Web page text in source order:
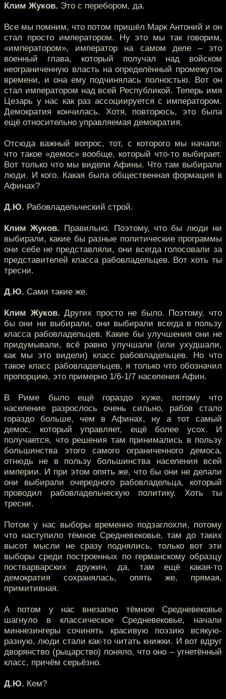
Клим Жуков. Это с перебором, да.
Все мы помним, что потом пришёл Марк Антоний и он
стал просто императором. Ну это мы так говорим,
«императором», император на самом деле – это
военный глава, который получал над войском
неограниченную власть на определённый промежуток
времени, и она ему подчинялась полностью. Вот он
стал императором над всей Республикой. Теперь имя
Цезарь у нас как раз ассоциируется с императором.
Демократия кончилась. Хотя, повторюсь, это была
ещё относительно управляемая демократия.
Отсюда важный вопрос, тот, с которого мы начали:
что такое «демос» вообще, который что-то выбирает.
Вот только что мы видели Афины. Что там выбирали
люди. И кого. Какая была общественная формация в
Афинах?
Д.Ю. Рабовладельческий строй.
Клим Жуков. Правильно. Поэтому, что бы люди ни
выбирали, какие бы разные политические программы
они себе не представляли, они всегда голосовали за
представителей класса рабовладельцев. Вот хоть ты
тресни.
Д.Ю. Сами такие же.
Клим Жуков. Других просто не было. Поэтому, что
бы они ни выбирали, они выбирали всегда в пользу
класса рабовладельцев. Какие бы улучшения они не
придумывали, всё равно улучшали (или ухудшали,
как мы это видели) класс рабовладельцев. Но что
такое класс рабовладельцев, я только что обозначил
пропорцию, это примерно 1/6-1/7 населения Афин.
В Риме было ещё гораздо хуже, потому что
население разрослось очень сильно, рабов стало
гораздо больше, чем в Афинах, ну а тот самый
демос, который управляет, ещё более усох. И
получается, что решения там принимались в пользу
большинства этого самого ограниченного демоса,
отнюдь не в пользу большинства населения всей
империи. И при этом опять же, что бы они не делали
они выбирали очередного рабовладельца, который
проводил рабовладельческую политику. Хоть ты
тресни.
Потом у нас выборы временно подзаглохли, потому
что наступило тёмное Средневековье, там до таких
высот мысли не сразу поднялись, только вот эти
выборы среди построенных по германскому образцу
постварварских дружин, да, там ещё какая-то
демократия сохранялась, опять же, прямая,
примитивная.
А потом у нас внезапно тёмное Средневековье
шагнуло в классическое Средневековье, начали
миннезингеры сочинять красивую поэзию всякую-
разную, люди стали как-то читать книжки. И вот вдруг
дворянство (рыцарство) поняло, что оно – угнетённый
класс, причём серьёзно.
Д.Ю. Кем?